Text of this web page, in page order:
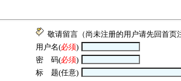
敬请留言（尚未注册的用户请先回首页
用户名(必须)
密 码(必须)
标 题(任意)